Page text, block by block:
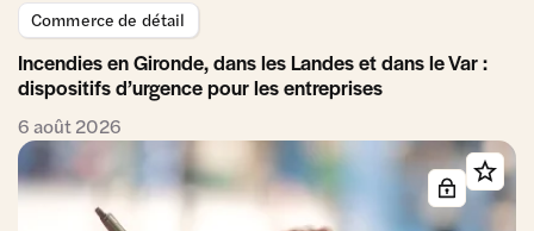
Commerce de détail
Incendies en Gironde, dans les Landes et dans le Var :
dispositifs d’urgence pour les entreprises
6 août 2026